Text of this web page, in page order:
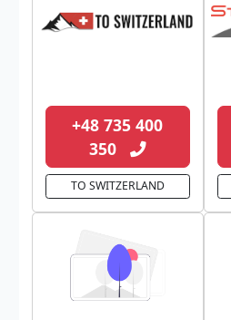
+48 735 400
350
TO SWITZERLAND